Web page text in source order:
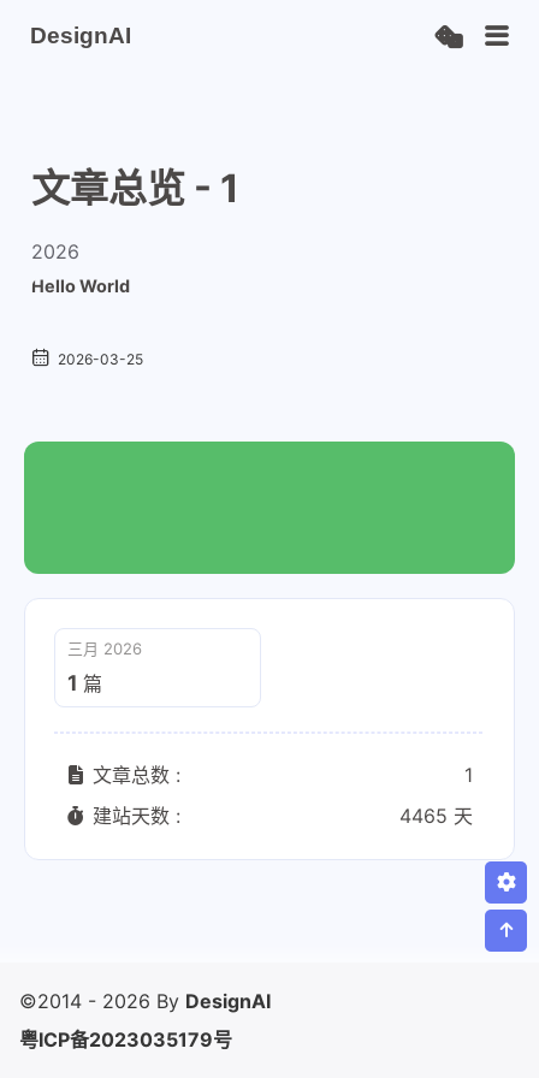
DesignAI
文章总览 - 1
2026
Hello World
2026-03-25
三月 2026
1 篇
文章总数 :
1
建站天数 :
4465 天
©2014 - 2026 By DesignAI
粤ICP备2023035179号